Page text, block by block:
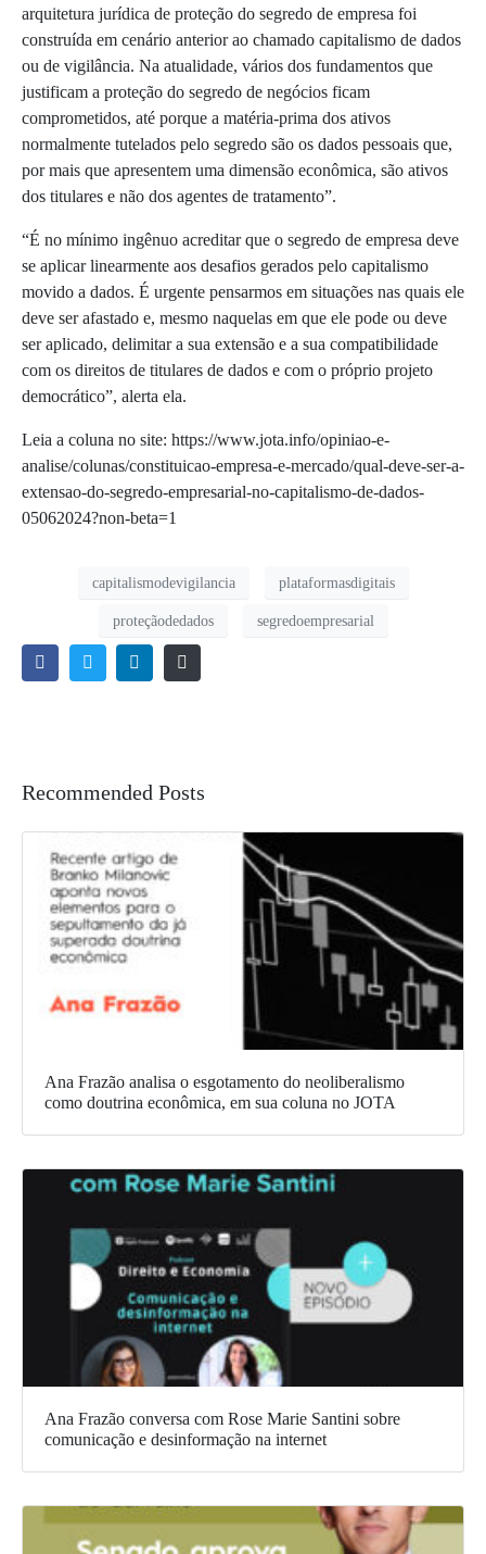
arquitetura jurídica de proteção do segredo de empresa foi
construída em cenário anterior ao chamado capitalismo de dados
ou de vigilância. Na atualidade, vários dos fundamentos que
justificam a proteção do segredo de negócios ficam
comprometidos, até porque a matéria-prima dos ativos
normalmente tutelados pelo segredo são os dados pessoais que,
por mais que apresentem uma dimensão econômica, são ativos
dos titulares e não dos agentes de tratamento”.
“É no mínimo ingênuo acreditar que o segredo de empresa deve
se aplicar linearmente aos desafios gerados pelo capitalismo
movido a dados. É urgente pensarmos em situações nas quais ele
deve ser afastado e, mesmo naquelas em que ele pode ou deve
ser aplicado, delimitar a sua extensão e a sua compatibilidade
com os direitos de titulares de dados e com o próprio projeto
democrático”, alerta ela.
Leia a coluna no site: https://www.jota.info/opiniao-e-
analise/colunas/constituicao-empresa-e-mercado/qual-deve-ser-a-
extensao-do-segredo-empresarial-no-capitalismo-de-dados-
05062024?non-beta=1
capitalismodevigilancia plataformasdigitais
proteçãodedados segredoempresarial
Recommended Posts
Ana Frazão analisa o esgotamento do neoliberalismo
como doutrina econômica, em sua coluna no JOTA
Ana Frazão conversa com Rose Marie Santini sobre
comunicação e desinformação na internet